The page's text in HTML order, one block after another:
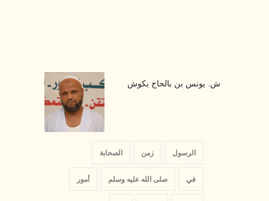
ش. يونس بن بالحاج بكوش
الرسول زمن الصحابة
في صلى الله عليه وسلم أمور